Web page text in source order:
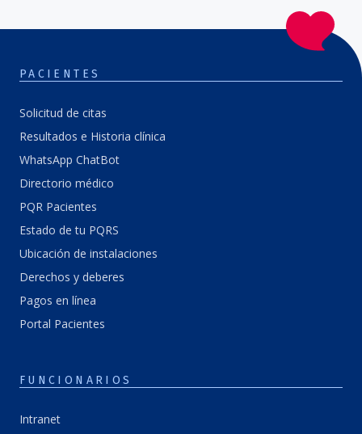
PACIENTES
Solicitud de citas
Resultados e Historia clínica
WhatsApp ChatBot
Directorio médico
PQR Pacientes
Estado de tu PQRS
Ubicación de instalaciones
Derechos y deberes
Pagos en línea
Portal Pacientes
FUNCIONARIOS
Intranet